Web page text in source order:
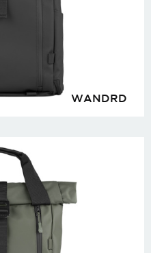
WANDRD